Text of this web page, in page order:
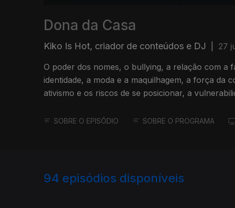
Dona da Casa
Kiko Is Hot, criador de conteúdos e DJ 27
O poder dos nomes, o bullying, a relação com a
identidade, a moda e a maquilhagem, a força da
ativismo e os riscos de se posicionar, a
SOBRE O EPISÓDIO SOBRE O PROGRAMA
94 episódios disponíveis